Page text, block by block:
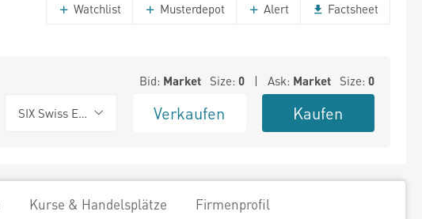
Watchlist Musterdepot Alert Factsheet
Bid: Market Size: 0| Ask: Market Size: 0
SIX Swiss Exchange Verkaufen Kaufen
Kurse & Handelsplätze Firmenprofil